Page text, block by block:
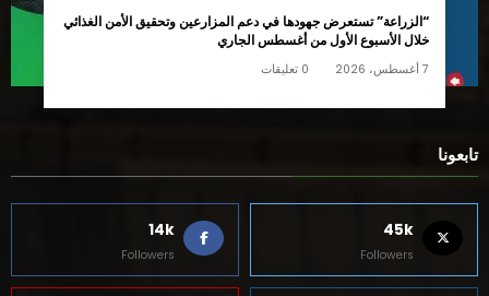
“الزراعة” تستعرض جهودها في دعم المزارعين وتحقيق الأمن الغذائي
خلال الأسبوع الأول من أغسطس الجاري
7 أغسطس، 2026 0 تعليقات
تابعونا
45k
Followers
14k
Followers